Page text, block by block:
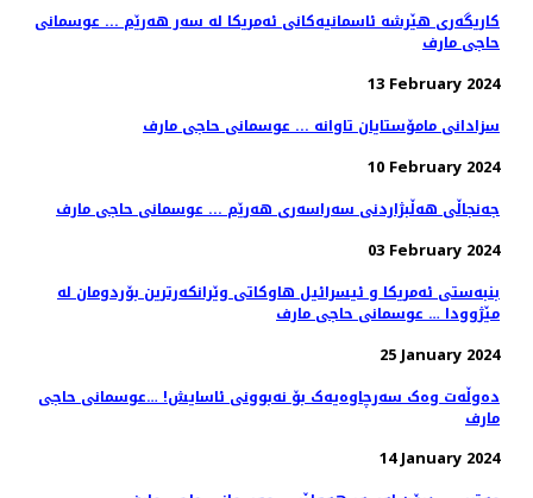
کاریگەری هێرشە ئاسمانیەکانی ئەمریکا لە سەر هەرێم ... عوسمانی
حاجی مارف
13 February 2024
سزادانی مامۆستایان تاوانە ... عوسمانی حاجی مارف
10 February 2024
جەنجاڵی هەڵبژاردنی سەراسەری هەرێم ... عوسمانی حاجی مارف
03 February 2024
بنبەستی ئەمریکا و ئیسرائیل هاوکاتی وێرانکەرترین بۆردومان لە
مێژوودا … عوسمانی حاجی مارف
25 January 2024
دەوڵەت وەک سەرچاوەیەک بۆ نەبوونی ئاسایش! …عوسمانی حاجی
مارف
14 January 2024